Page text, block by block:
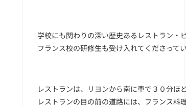
学校にも関わりの深い歴史あるレストラン・
フランス校の研修生も受け入れてくださってい
レストランは、リヨンから南に車で３０分ほ
レストランの目の前の道路には、フランス料